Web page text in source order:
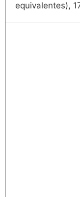
equivalentes),